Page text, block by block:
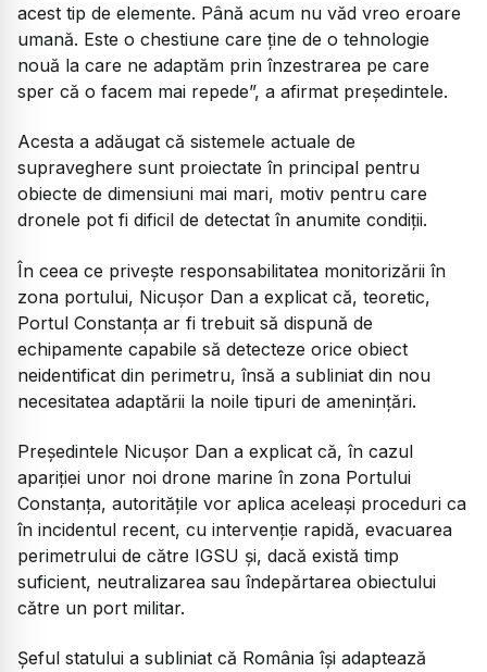
acest tip de elemente. Până acum nu văd vreo eroare
umană. Este o chestiune care ține de o tehnologie
nouă la care ne adaptăm prin înzestrarea pe care
sper că o facem mai repede”, a afirmat președintele.
Acesta a adăugat că sistemele actuale de
supraveghere sunt proiectate în principal pentru
obiecte de dimensiuni mai mari, motiv pentru care
dronele pot fi dificil de detectat în anumite condiții.
În ceea ce privește responsabilitatea monitorizării în
zona portului, Nicușor Dan a explicat că, teoretic,
Portul Constanța ar fi trebuit să dispună de
echipamente capabile să detecteze orice obiect
neidentificat din perimetru, însă a subliniat din nou
necesitatea adaptării la noile tipuri de amenințări.
Președintele Nicușor Dan a explicat că, în cazul
apariției unor noi drone marine în zona Portului
Constanța, autoritățile vor aplica aceleași proceduri ca
în incidentul recent, cu intervenție rapidă, evacuarea
perimetrului de către IGSU și, dacă există timp
suficient, neutralizarea sau îndepărtarea obiectului
către un port militar.
Șeful statului a subliniat că România își adaptează